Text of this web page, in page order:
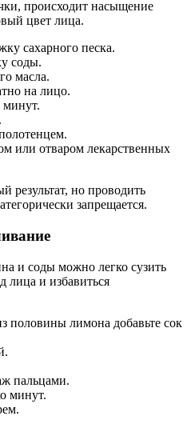
происходит насыщение
цвет лица.
сахарного песка.
соды.
масла.
на лицо.
минут.
или отваром лекарственных
результат, но проводить
запрещается.
и соды можно легко сузить
и избавиться
половины лимона добавьте сок
пальцами.
минут.